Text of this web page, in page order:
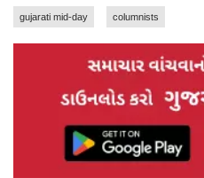
gujarati mid-day columnists